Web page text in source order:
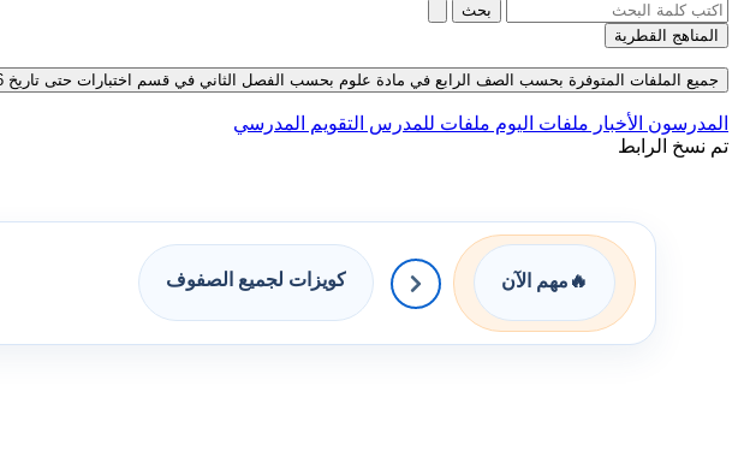
بحث
المناهج القطرية
جميع الملفات المتوفرة بحسب الصف الرابع في مادة علوم بحسب الفصل الثاني في قسم اختبارات حتى تاريخ 06-08-2026
المدرسون الأخبار ملفات اليوم ملفات للمدرس التقويم المدرسي
تم نسخ الرابط
🔥 مهم الآن كويزات لجميع الصفوف